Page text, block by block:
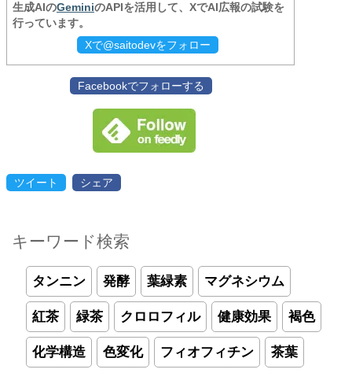
生成AIのGeminiのAPIを活用して、XでAI広報の試験を
行っています。
Xで@saitodevをフォロー
Facebookでフォローする
ツイート シェア
キーワード検索
タンニン 発酵 葉緑素 マグネシウム
紅茶 緑茶 クロロフィル 健康効果 褐色
化学構造 色変化 フィオフィチン 茶葉